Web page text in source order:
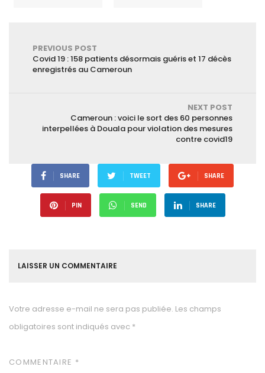
PREVIOUS POST
Covid 19 : 158 patients désormais guéris et 17 décès
enregistrés au Cameroun
NEXT POST
Cameroun : voici le sort des 60 personnes
interpellées à Douala pour violation des mesures
contre covid19
SHARE TWEET SHARE
PIN SEND SHARE
LAISSER UN COMMENTAIRE
Votre adresse e-mail ne sera pas publiée. Les champs
obligatoires sont indiqués avec *
COMMENTAIRE *